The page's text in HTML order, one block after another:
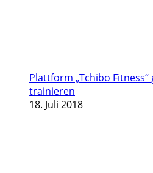
Plattform „Tchibo
trainieren
18. Juli 2018